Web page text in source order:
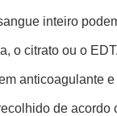
inteiro
o citrato ou o
anticoagulante
de